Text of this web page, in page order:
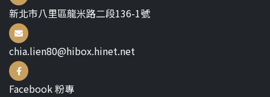
新北市八里區龍米路二段136-1號
chia.lien80@hibox.hinet.net
Facebook 粉專